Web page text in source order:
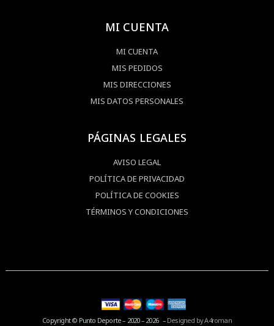
MI CUENTA
MI CUENTA
MIS PEDIDOS
MIS DIRECCIONES
MIS DATOS PERSONALES
PÁGINAS LEGALES
AVISO LEGAL
POLÍTICA DE PRIVACIDAD
POLÍTICA DE COOKIES
TÉRMINOS Y CONDICIONES
Copyright © Punto Deporte – 2020 – 2026 – Designed by A4roman